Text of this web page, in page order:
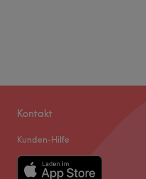
Kontakt
Kunden-Hilfe